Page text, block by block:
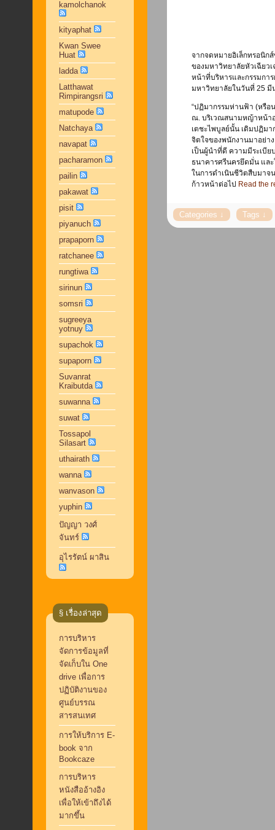
kamolchanok
kityaphat
Kwan Swee
Huat
ladda
Latthawat
Rimpirangsri
matupode
Natchaya
navapat
pacharamon
pailin
pakawat
pisit
piyanuch
prapaporn
ratchanee
rungtiwa
sirinun
somsri
sugreeya
yotnuy
supachok
supaporn
Suvanrat
Kraibutda
suwanna
suwat
Tossapol
Silasart
uthairath
wanna
wanvason
yuphin
ปัญญา วงศ์
จันทร์
อุไรรัตน์ ผาสิน
§ เรื่องล่าสุด
การบริหาร
จัดการข้อมูลที่
จัดเก็บใน One
drive เพื่อการ
ปฏิบัติงานของ
ศูนย์บรรณ
สารสนเทศ
การให้บริการ E-
book จาก
Bookcaze
การบริหาร
หนังสืออ้างอิง
เพื่อให้เข้าถึงได้
มากขึ้น
จากจดหมายอิเล็กทรอนิก
ของมหาวิทยาลัยหัวเฉียว
หน้าที่บริหารและกรรมกา
มหาวิทยาลัยในวันที่ 25 มี
“ปฏิมากรรมห่านฟ้า (หรือ
ณ. บริเวณสนามหญ้าหน้าอ
เตชะไพบูลย์นั้น เดิมปฏิม
จิตใจของพนักงานมาอย่า
เป็นผู้นำที่ดี ความมีระเบีย
ธนาคารศรีนครยึดมั่น แล
ในการดำเนินชีวิตสืบมาจ
ก้าวหน้าต่อไป Read the